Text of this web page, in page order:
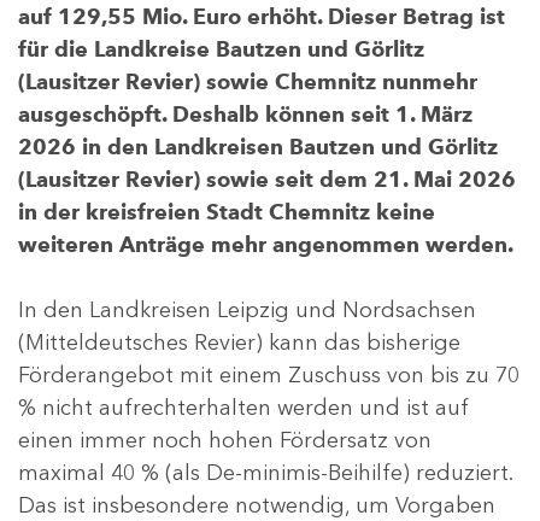
auf 129,55 Mio. Euro erhöht. Dieser Betrag ist
für die Landkreise Bautzen und Görlitz
(Lausitzer Revier) sowie Chemnitz nunmehr
ausgeschöpft. Deshalb können seit 1. März
2026 in den Landkreisen Bautzen und Görlitz
(Lausitzer Revier) sowie seit dem 21. Mai 2026
in der kreisfreien Stadt Chemnitz keine
weiteren Anträge mehr angenommen werden.
In den Landkreisen Leipzig und Nordsachsen
(Mitteldeutsches Revier) kann das bisherige
Förderangebot mit einem Zuschuss von bis zu 70
% nicht aufrechterhalten werden und ist auf
einen immer noch hohen Fördersatz von
maximal 40 % (als De-minimis-Beihilfe) reduziert.
Das ist insbesondere notwendig, um Vorgaben